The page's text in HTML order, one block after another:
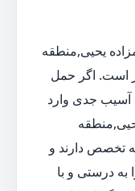
یحیی,منطقه
است. اگر حمل
آسیب جدی وارد
تخصص دارند و
به درستی و با